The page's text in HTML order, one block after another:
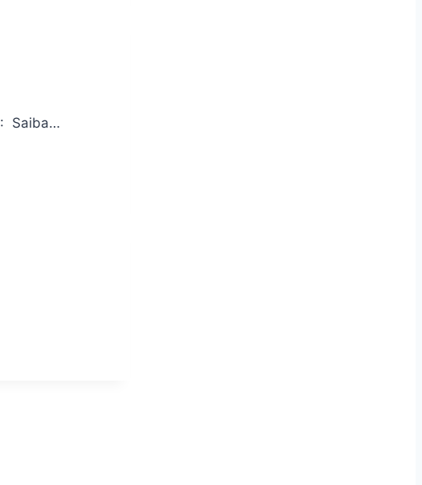
Revista Superinteressante [ed.408] – 10/2019 ASIN ‏ : ‎ B07YG7MTMZ Editora ‏ : ‎ Grupo Abril Acessibilidade ‏ : ‎ Saiba…